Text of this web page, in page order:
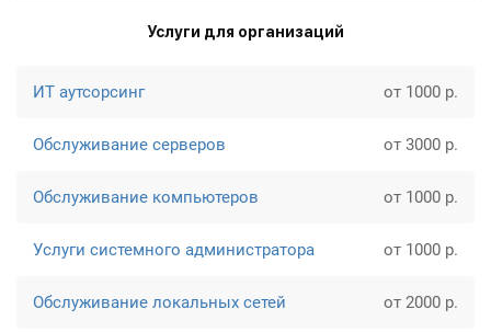
Услуги для организаций
ИТ аутсорсинг от 1000 р.
Обслуживание серверов от 3000 р.
Обслуживание компьютеров от 1000 р.
Услуги системного администратора от 1000 р.
Обслуживание локальных сетей от 2000 р.